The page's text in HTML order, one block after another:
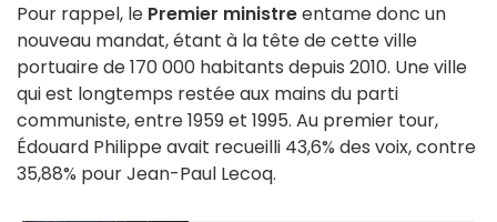
Pour rappel, le Premier ministreentame donc un
nouveau mandat, étant à la tête de cette ville
portuaire de 170 000 habitants depuis 2010. Une ville
qui est longtemps restée aux mains du parti
communiste, entre 1959 et 1995. Au premier tour,
Édouard Philippe avait recueilli 43,6% des voix, contre
35,88% pour Jean-Paul Lecoq.